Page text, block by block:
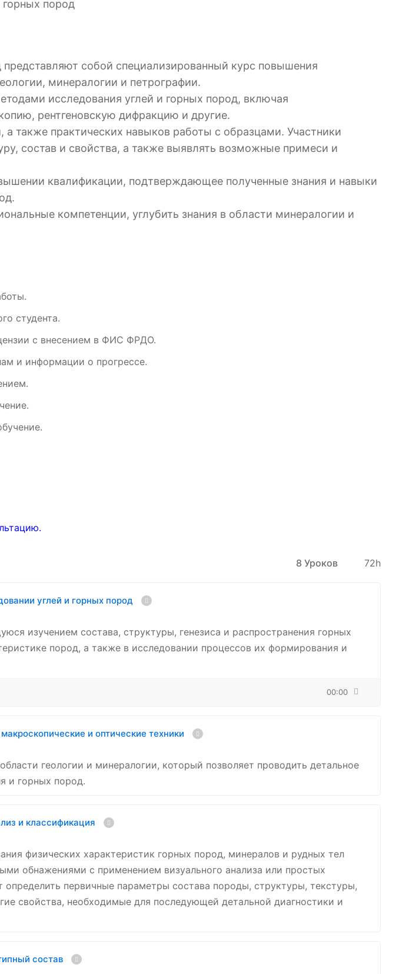
пород
собой специализированный курс повышения
минералогии и петрографии.
исследования углей и горных пород, включая
рентгеновскую дифракцию и другие.
а также практических навыков работы с образцами. Участники
состав и свойства, а также выявлять возможные примеси и
квалификации, подтверждающее полученные знания и навыки
компетенции, углубить знания в области минералогии и
студента.
с внесением в ФИС ФРДО.
и информации о прогрессе.
8 Уроков 72h
углей и горных пород
изучением состава, структуры, генезиса и распространения горных
пород, а также в исследовании процессов их формирования и
00:00
и оптические техники
геологии и минералогии, который позволяет проводить детальное
и горных пород.
и классификация
физических характеристик горных пород, минералов и рудных тел
обнажениями с применением визуального анализа или простых
первичные параметры состава породы, структуры, текстуры,
свойства, необходимые для последующей детальной диагностики и
состав